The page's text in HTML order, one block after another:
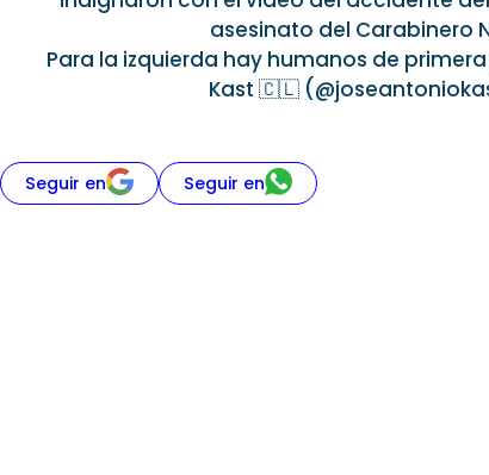
asesinato del Carabinero
Para la izquierda hay humanos de
Kast 🇨🇱
Seguir en Seguir en